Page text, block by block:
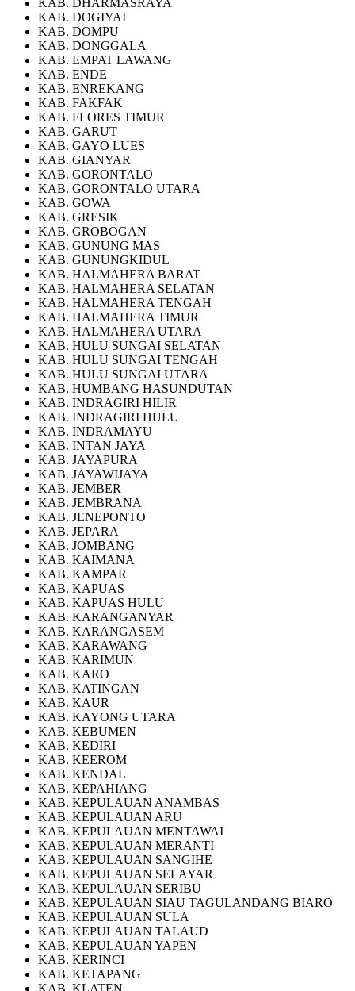
KAB. DOGIYAI
KAB. DOMPU
KAB. DONGGALA
KAB. EMPAT LAWANG
KAB. ENDE
KAB. ENREKANG
KAB. FAKFAK
KAB. FLORES TIMUR
KAB. GARUT
KAB. GAYO LUES
KAB. GIANYAR
KAB. GORONTALO
KAB. GORONTALO UTARA
KAB. GOWA
KAB. GRESIK
KAB. GROBOGAN
KAB. GUNUNG MAS
KAB. GUNUNGKIDUL
KAB. HALMAHERA BARAT
KAB. HALMAHERA SELATAN
KAB. HALMAHERA TENGAH
KAB. HALMAHERA TIMUR
KAB. HALMAHERA UTARA
KAB. HULU SUNGAI SELATAN
KAB. HULU SUNGAI TENGAH
KAB. HULU SUNGAI UTARA
KAB. HUMBANG HASUNDUTAN
KAB. INDRAGIRI HILIR
KAB. INDRAGIRI HULU
KAB. INDRAMAYU
KAB. INTAN JAYA
KAB. JAYAPURA
KAB. JAYAWIJAYA
KAB. JEMBER
KAB. JEMBRANA
KAB. JENEPONTO
KAB. JEPARA
KAB. JOMBANG
KAB. KAIMANA
KAB. KAMPAR
KAB. KAPUAS
KAB. KAPUAS HULU
KAB. KARANGANYAR
KAB. KARANGASEM
KAB. KARAWANG
KAB. KARIMUN
KAB. KARO
KAB. KATINGAN
KAB. KAUR
KAB. KAYONG UTARA
KAB. KEBUMEN
KAB. KEDIRI
KAB. KEEROM
KAB. KENDAL
KAB. KEPAHIANG
KAB. KEPULAUAN ANAMBAS
KAB. KEPULAUAN ARU
KAB. KEPULAUAN MENTAWAI
KAB. KEPULAUAN MERANTI
KAB. KEPULAUAN SANGIHE
KAB. KEPULAUAN SELAYAR
KAB. KEPULAUAN SERIBU
KAB. KEPULAUAN SIAU TAGULANDANG BIARO
KAB. KEPULAUAN SULA
KAB. KEPULAUAN TALAUD
KAB. KEPULAUAN YAPEN
KAB. KERINCI
KAB. KETAPANG
KAB. KLATEN